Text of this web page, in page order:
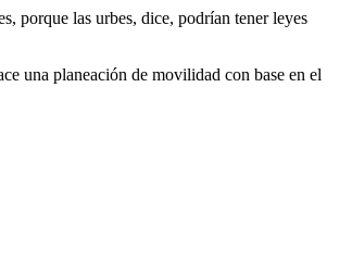
porque las urbes, dice, podrían tener leyes
una planeación de movilidad con base en el